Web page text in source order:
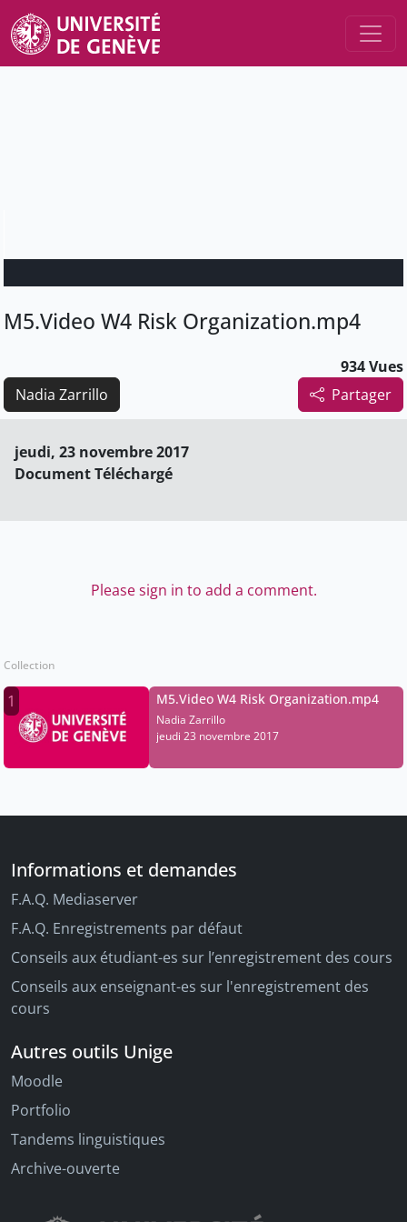
M5.Video W4 Risk Organization.mp4
934 Vues
Partager
Nadia Zarrillo
jeudi, 23 novembre 2017
Document Téléchargé
Please sign in to add a comment.
Collection
1 M5.Video W4 Risk Organization.mp4
Nadia Zarrillo
jeudi 23 novembre 2017
Informations et demandes
F.A.Q. Mediaserver
F.A.Q. Enregistrements par défaut
Conseils aux étudiant-es sur l’enregistrement des cours
Conseils aux enseignant-es sur l'enregistrement des
cours
Autres outils Unige
Moodle
Portfolio
Tandems linguistiques
Archive-ouverte